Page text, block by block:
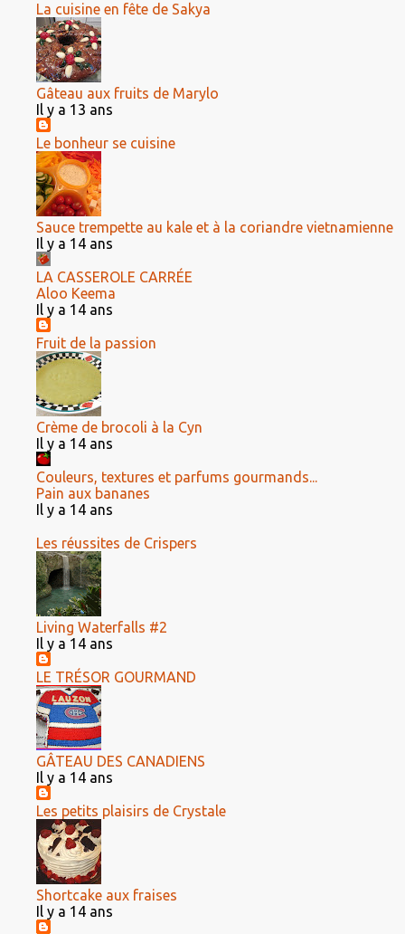
La cuisine en fête de Sakya
Gâteau aux fruits de Marylo
Il y a 13 ans
Le bonheur se cuisine
Sauce trempette au kale et à la coriandre vietnamienne
Il y a 14 ans
LA CASSEROLE CARRÉE
Aloo Keema
Il y a 14 ans
Fruit de la passion
Crème de brocoli à la Cyn
Il y a 14 ans
Couleurs, textures et parfums gourmands...
Pain aux bananes
Il y a 14 ans
Les réussites de Crispers
Living Waterfalls #2
Il y a 14 ans
LE TRÉSOR GOURMAND
GÂTEAU DES CANADIENS
Il y a 14 ans
Les petits plaisirs de Crystale
Shortcake aux fraises
Il y a 14 ans